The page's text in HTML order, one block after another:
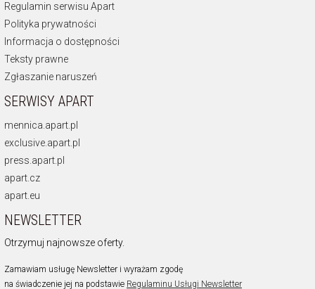
Regulamin serwisu Apart
Polityka prywatności
Informacja o dostępności
Teksty prawne
Zgłaszanie naruszeń
SERWISY APART
mennica.apart.pl
exclusive.apart.pl
press.apart.pl
apart.cz
apart.eu
NEWSLETTER
Otrzymuj najnowsze oferty.
Zamawiam usługę Newsletter i wyrażam zgodę
na świadczenie jej na podstawie Regulaminu Usługi Newsletter